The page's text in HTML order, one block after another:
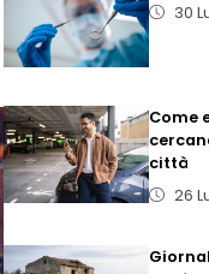
30
Come
città
26